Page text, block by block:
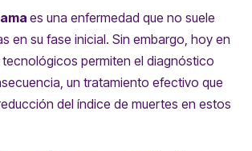
es una enfermedad que no suele
en su fase inicial. Sin embargo, hoy en
permiten el diagnóstico
un tratamiento efectivo que
del índice de muertes en estos